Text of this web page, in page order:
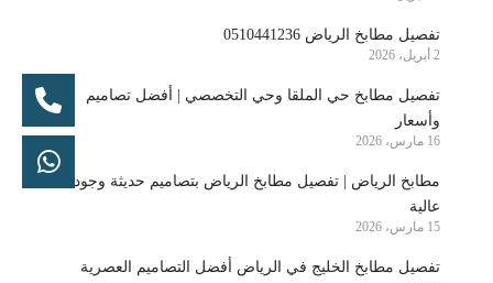
تفصيل مطابخ الرياض 0510441236
2 أبريل، 2026
تفصيل مطابخ حي الملقا وحي التخصصي | أفضل تصاميم
وأسعار
16 مارس، 2026
مطابخ الرياض | تفصيل مطابخ الرياض بتصاميم حديثة وجودة
عالية
15 مارس، 2026
تفصيل مطابخ الخليج في الرياض أفضل التصاميم العصرية